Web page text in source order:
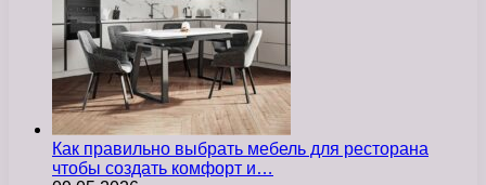
Как правильно выбрать мебель для ресторана
чтобы создать комфорт и…